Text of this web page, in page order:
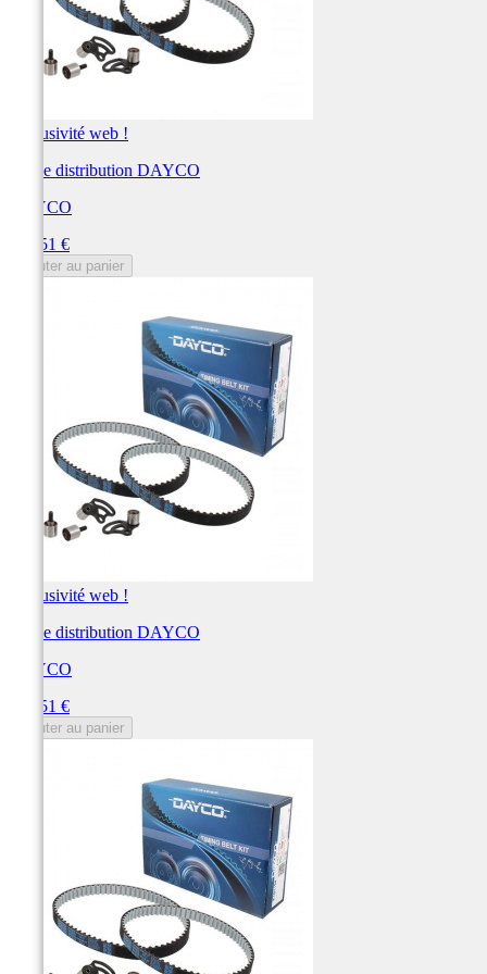
Exclusivité web !
Kit de distribution DAYCO
DAYCO
330,51 €
Ajouter au panier
Exclusivité web !
Kit de distribution DAYCO
DAYCO
330,51 €
Ajouter au panier